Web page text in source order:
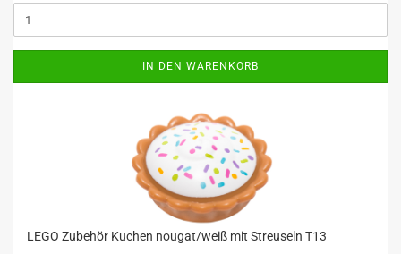
IN DEN WARENKORB
LEGO Zubehör Kuchen nougat/weiß mit Streuseln T13